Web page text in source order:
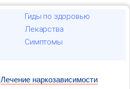
Гиды по здоровью
Лекарства
Симптомы
Лечение наркозависимости